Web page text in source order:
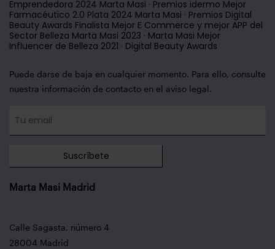
Emprendedora 2024 Marta Masi · Premios idermo Mejor
Farmacéutico 2.0 Plata 2024 Marta Masi · Premios Digital
Beauty Awards Finalista Mejor E Commerce y mejor APP del
Sector Belleza Marta Masi 2023 · Marta Masi Mejor
Influencer de Belleza 2021 · Digital Beauty Awards
Puede darse de baja en cualquier momento. Para ello, consulte
nuestra información de contacto en el aviso legal.
Suscríbete
Marta Masi Madrid
Calle Sagasta, número 4
28004 Madrid